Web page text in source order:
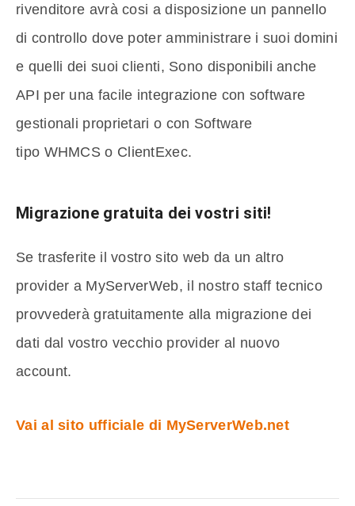
rivenditore avrà cosi a disposizione un pannello
di controllo dove poter amministrare i suoi domini
e quelli dei suoi clienti, Sono disponibili anche
API per una facile integrazione con software
gestionali proprietari o con Software
tipo WHMCS o ClientExec.
Migrazione gratuita dei vostri siti!
Se trasferite il vostro sito web da un altro
provider a MyServerWeb, il nostro staff tecnico
provvederà gratuitamente alla migrazione dei
dati dal vostro vecchio provider al nuovo
account.
Vai al sito ufficiale di MyServerWeb.net